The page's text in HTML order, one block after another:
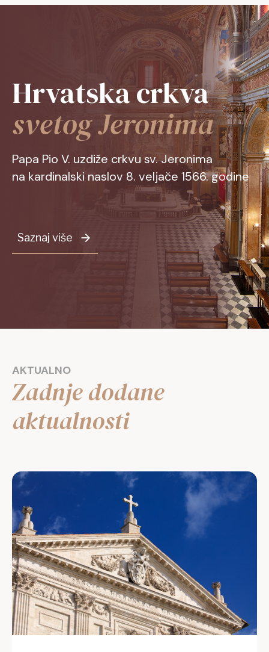
Hrvatska crkva
svetog Jeronima
Papa Pio V. uzdiže crkvu sv. Jeronima
na kardinalski naslov 8. veljače 1566. godine
Saznaj više
AKTUALNO
Zadnje dodane
aktualnosti